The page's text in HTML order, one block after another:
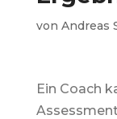
von Andreas
Ein Coach